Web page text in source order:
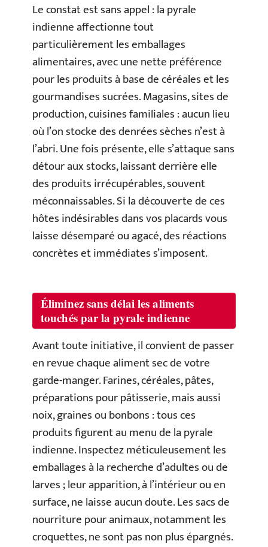
Le constat est sans appel : la pyrale
indienne affectionne tout
particulièrement les emballages
alimentaires, avec une nette préférence
pour les produits à base de céréales et les
gourmandises sucrées. Magasins, sites de
production, cuisines familiales : aucun lieu
où l’on stocke des denrées sèches n’est à
l’abri. Une fois présente, elle s’attaque sans
détour aux stocks, laissant derrière elle
des produits irrécupérables, souvent
méconnaissables. Si la découverte de ces
hôtes indésirables dans vos placards vous
laisse désemparé ou agacé, des réactions
concrètes et immédiates s’imposent.
Éliminez sans délai les aliments
touchés par la pyrale indienne
Avant toute initiative, il convient de passer
en revue chaque aliment sec de votre
garde-manger. Farines, céréales, pâtes,
préparations pour pâtisserie, mais aussi
noix, graines ou bonbons : tous ces
produits figurent au menu de la pyrale
indienne. Inspectez méticuleusement les
emballages à la recherche d’adultes ou de
larves ; leur apparition, à l’intérieur ou en
surface, ne laisse aucun doute. Les sacs de
nourriture pour animaux, notamment les
croquettes, ne sont pas non plus épargnés.